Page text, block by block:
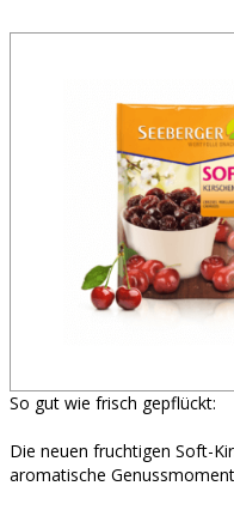
So gut wie frisch gepflückt:
Die neuen fruchtigen Soft-
aromatische